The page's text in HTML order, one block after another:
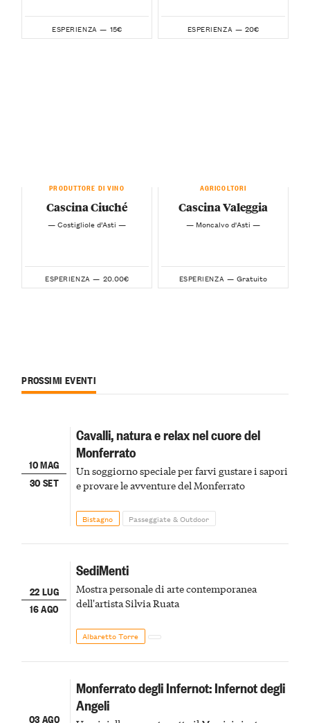
ESPERIENZA — 15€ ESPERIENZA — 20€
PRODUTTORE DI VINO
Cascina Ciuché
— Costigliole d’Asti —
ESPERIENZA — 20.00€
AGRICOLTORI
Cascina Valeggia
— Moncalvo d'Asti —
ESPERIENZA — Gratuito
PROSSIMI EVENTI
10 MAG
30 SET
Cavalli, natura e relax nel cuore del
Monferrato
Un soggiorno speciale per farvi gustare i sapori
e provare le avventure del Monferrato
Bistagno Passeggiate & Outdoor
22 LUG
16 AGO
SediMenti
Mostra personale di arte contemporanea
dell'artista Silvia Ruata
Albaretto Torre
03 AGO
Monferrato degli Infernot: Infernot degli
Angeli